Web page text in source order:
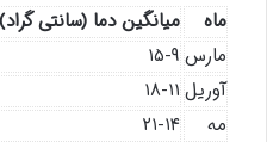
ماه میانگین دما (سانتی گراد)
مارس ۱۵-۹
آوریل ۱۸-۱۱
مه
۲۱-۱۴